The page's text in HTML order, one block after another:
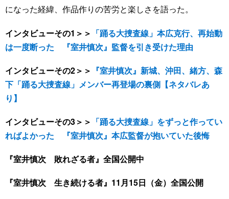
になった経緯、作品作りの苦労と楽しさを語った。
インタビューその1＞＞ 「踊る大捜査線」本広克行、再始動
は一度断った 『室井慎次』監督を引き受けた理由
インタビューその2＞＞ 『室井慎次』新城、沖田、緒方、森
下「踊る大捜査線」メンバー再登場の裏側【ネタバレあ
り】
インタビューその3＞＞ 「踊る大捜査線」をずっと作ってい
ればよかった 『室井慎次』本広監督が抱いていた後悔
『室井慎次 敗れざる者』全国公開中
『室井慎次 生き続ける者』11月15日（金）全国公開